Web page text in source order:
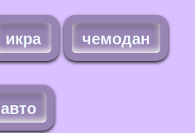
икра чемодан
авто